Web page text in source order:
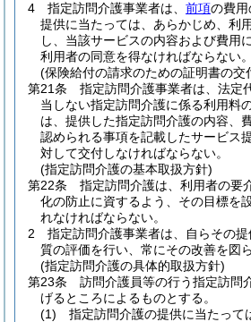
4
指定訪問介護事業者は、 前項の費
提供に当たっては、あらかじめ、利
し、当該サービスの内容および費用
利用者の同意を得なければならない。
(保険給付の請求のための証明書の交
第21条
指定訪問介護事業者は、法定
当しない指定訪問介護に係る利用料
は、提供した指定訪問介護の内容、
認められる事項を記載したサービス
対して交付しなければならない。
(指定訪問介護の基本取扱方針)
第22条
指定訪問介護は、利用者の要
化の防止に資するよう、その目標を
れなければならない。
2
指定訪問介護事業者は、自らその
質の評価を行い、常にその改善を図
(指定訪問介護の具体的取扱方針)
第23条
訪問介護員等の行う指定訪問
げるところによるものとする。
(1)
指定訪問介護の提供に当たって